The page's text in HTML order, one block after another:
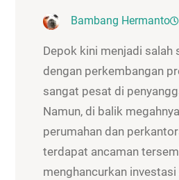
Bambang Hermanto
Depok kini menjadi salah
dengan perkembangan
sangat pesat di
Namun, di balik
perumahan dan
terdapat ancaman
menghancurkan investasi